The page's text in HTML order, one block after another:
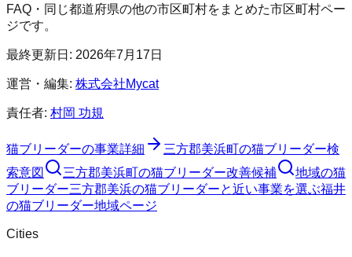
FAQ・同じ都道府県の他の市区町村をまとめた市区町村ペー
ジです。
最終更新日: 2026年7月17日
運営・編集: 株式会社Mycat
責任者: 村岡 功規
猫ブリーダーの事業詳細 三方郡美浜町の猫ブリーダー検
索意図
三方郡美浜町の猫ブリーダー改善候補
地域の猫
ブリーダー三方郡美浜の猫ブリーダーと近い事業を選ぶ福井
の猫ブリーダー地域ページ
Cities